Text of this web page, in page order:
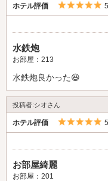
ホテル評価
水鉄炮
お部屋：213
水鉄炮良かった😆
投稿者:シオさん
ホテル評価
お部屋綺麗
お部屋：201